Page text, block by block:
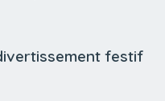
festif